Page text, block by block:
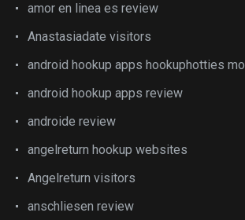
amor en linea es review
Anastasiadate visitors
android hookup apps hookuphotties
android hookup apps review
androide review
angelreturn hookup websites
Angelreturn visitors
anschliesen review